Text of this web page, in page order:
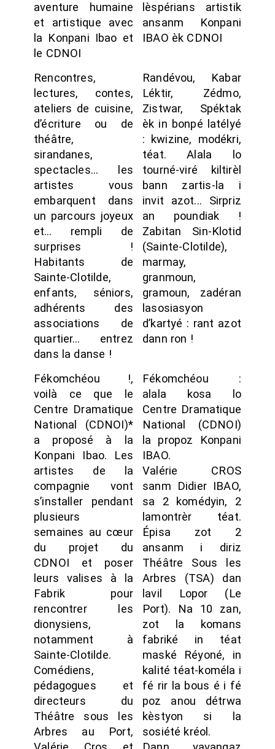
aventure humaine
et artistique avec
la Konpani Ibao et
le CDNOI
lèspérians artistik
ansanm Konpani
IBAO èk CDNOI
Rencontres,
lectures, contes,
ateliers de cuisine,
d’écriture ou de
théâtre,
sirandanes,
spectacles… les
artistes vous
embarquent dans
un parcours joyeux
et… rempli de
surprises !
Habitants de
Sainte-Clotilde,
enfants, séniors,
adhérents des
associations de
quartier… entrez
dans la danse !
Randévou, Kabar
Léktir, Zédmo,
Zistwar, Spéktak
èk in bonpé latélyé
: kwizine, modékri,
téat. Alala lo
tourné-viré kiltirèl
bann zartis-la i
invit azot... Sirpriz
an poundiak !
Zabitan Sin-Klotid
(Sainte-Clotilde),
marmay,
granmoun,
gramoun, zadéran
lasosiasyon
d’kartyé : rant azot
dann ron !
Fékomchéou !,
voilà ce que le
Centre Dramatique
National (CDNOI)*
a proposé à la
Konpani Ibao. Les
artistes de la
compagnie vont
s’installer pendant
plusieurs
semaines au cœur
du projet du
CDNOI et poser
leurs valises à la
Fabrik pour
rencontrer les
dionysiens,
notamment à
Sainte-Clotilde.
Comédiens,
pédagogues et
directeurs du
Théâtre sous les
Arbres au Port,
Fékomchéou :
alala kosa lo
Centre Dramatique
National (CDNOI)
la propoz Konpani
IBAO.
Valérie CROS
sanm Didier IBAO,
sa 2 komédyin, 2
lamontrèr téat.
Épisa zot 2
ansanm i diriz
Théâtre Sous les
Arbres (TSA) dan
lavil Lopor (Le
Port). Na 10 zan,
zot la komans
fabriké in téat
maské Réyoné, in
kalité téat-koméla i
fé rir la bous é i fé
poz anou détrwa
kèstyon si la
sosiété kréol.